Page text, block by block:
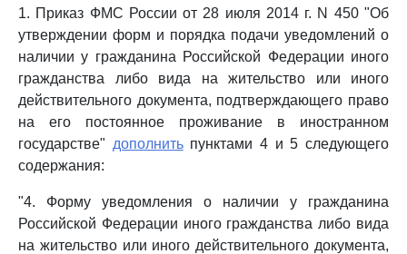
1. Приказ ФМС России от 28 июля 2014 г. N 450 "Об
утверждении форм и порядка подачи уведомлений о
наличии у гражданина Российской Федерации иного
гражданства либо вида на жительство или иного
действительного документа, подтверждающего право
на его постоянное проживание в иностранном
государстве" дополнитьпунктами 4 и 5 следующего
содержания:
"4. Форму уведомления о наличии у гражданина
Российской Федерации иного гражданства либо вида
на жительство или иного действительного документа,